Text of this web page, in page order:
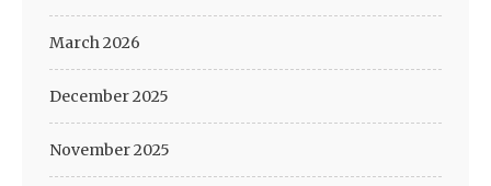
March 2026
December 2025
November 2025